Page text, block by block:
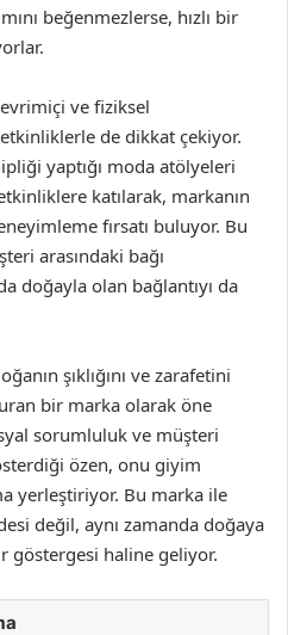
beğenmezlerse, hızlı bir
ve fiziksel
de dikkat çekiyor.
yaptığı moda atölyeleri
katılarak, markanın
fırsatı buluyor. Bu
arasındaki bağı
doğayla olan bağlantıyı da
şıklığını ve zarafetini
bir marka olarak öne
sorumluluk ve müşteri
özen, onu giyim
yerleştiriyor. Bu marka ile
değil, aynı zamanda doğaya
göstergesi haline geliyor.